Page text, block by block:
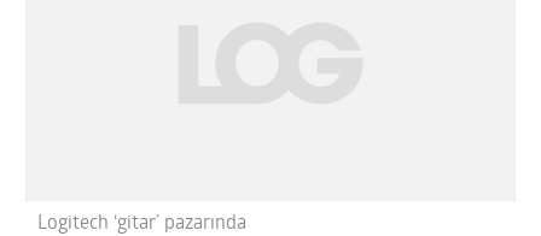
Logitech ‘gitar’ pazarında